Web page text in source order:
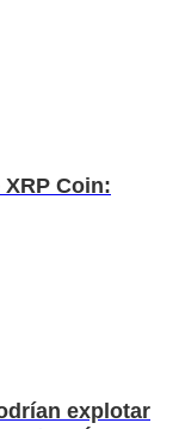
Coin:
explotar